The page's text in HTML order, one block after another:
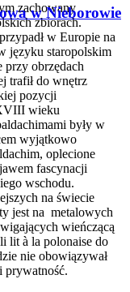
w Nieborowie
zachowany
zbiorach.
w Europie na
staropolskim
przy obrzędach
trafił do wnętrz
pozycji
wieku
były w
wyjątkowo
oplecione
fascynacji
wschodu.
na świecie
jest na metalowych
wieńczącą
lit à la polonaise do
nie obowiązywał
prywatność.